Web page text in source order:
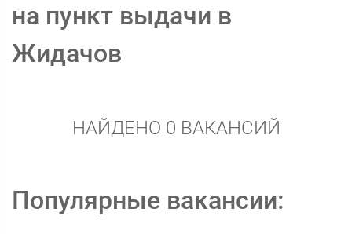
на пункт выдачи в
Жидачов
НАЙДЕНО 0 ВАКАНСИЙ
Популярные вакансии: